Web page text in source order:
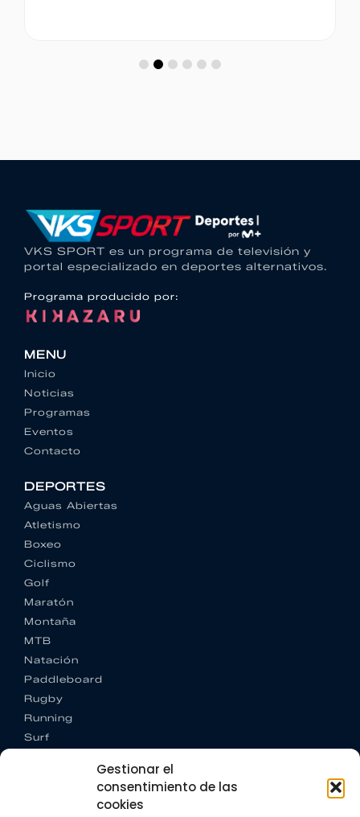
Gestionar el
consentimiento de las
cookies
VKS SPORT es un programa de televisión y
portal especializado en deportes alternativos.
Programa producido por:
MENU
Inicio
Noticias
Programas
Eventos
Contacto
DEPORTES
Aguas Abiertas
Atletismo
Boxeo
Ciclismo
Golf
Maratón
Montaña
MTB
Natación
Paddleboard
Rugby
Running
Surf
CONTACTO